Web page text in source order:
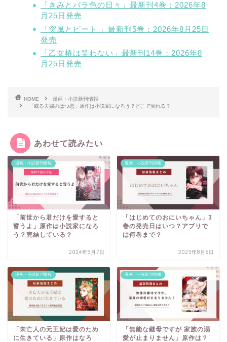
「きみとバラ色の日々」最新刊4巻：2026年8
月25日発売
「突風とビート 」最新刊5巻：2026年8月25日
発売
「乙女椿は笑わない」最新刊14巻：2026年8
月25日発売
HOME
漫画・小説新刊情報
「或る夫婦のはつ恋」原作は小説家になろう？どこで見れる？
あわせて読みたい
漫画・小説新刊情報
「前世から君だけを愛すると
誓うよ」原作は小説家になろ
う？完結している？
2024年5月7日
漫画・小説新刊情報
「はじめてのおにいちゃん」3
巻の発売日はいつ？アプリで
は何巻まで？
2025年8月6日
漫画・小説新刊情報
「未亡人の元王妃は愛のため
に生きている」原作はなろ
漫画・小説新刊情報
「無能な継母ですが 家族の溺
愛が止まりません」原作は？